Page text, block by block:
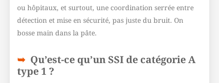
ou hôpitaux, et surtout, une coordination serrée entre
détection et mise en sécurité, pas juste du bruit. On
bosse main dans la pâte.
Qu’est-ce qu’un SSI de catégorie A
type 1 ?